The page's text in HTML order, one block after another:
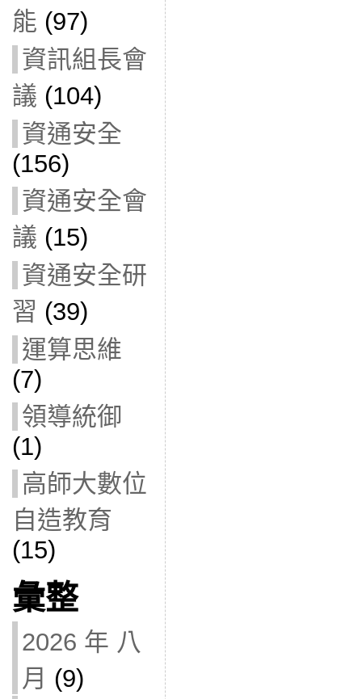
能 (97)
資訊組長會
議 (104)
資通安全
(156)
資通安全會
議 (15)
資通安全研
習 (39)
運算思維
(7)
領導統御
(1)
高師大數位
自造教育
(15)
彙整
2026 年 八
月 (9)